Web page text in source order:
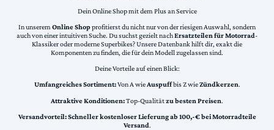
Dein Online Shop mit dem Plus an Service
In unserem Online Shopprofitierst du nicht nur von der riesigen Auswahl, sondern
auch von einer intuitiven Suche. Du suchst gezielt nachErsatzteilen für Motorrad-
Klassiker oder moderne Superbikes? Unsere Datenbank hilft dir, exakt die
Komponenten zu finden, die für dein Modell zugelassen sind.
Deine Vorteile auf einen Blick:
Umfangreiches Sortiment:Von A wieAuspuffbis Z wieZündkerzen.
Attraktive Konditionen:Top-Qualitätzu besten Preisen.
Versandvorteil:Schneller kostenloser Lieferung ab 100,-€ bei Motorradteile
Versand.